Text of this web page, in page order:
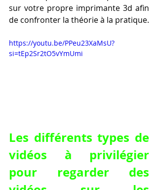
sur votre propre imprimante 3d afin
de confronter la théorie à la pratique.
https://youtu.be/PPeu23XaMsU?
si=tEp2Sr2tO5vYmUmi
Les différents types de
vidéos à privilégier
pour regarder des